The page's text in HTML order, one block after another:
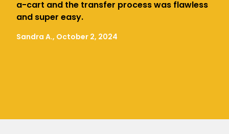
a-cart and the transfer process was flawless
and super easy.
Sandra A., October 2, 2024